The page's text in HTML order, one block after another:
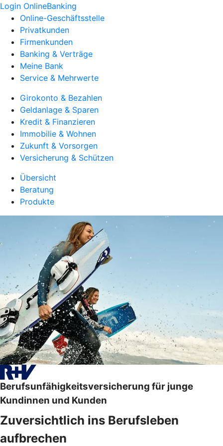
Login OnlineBanking
Online-Geschäftsstelle
Privatkunden
Firmenkunden
Banking & Verträge
Meine Bank
Service & Mehrwerte
Girokonto & Bezahlen
Geldanlage & Sparen
Kredit & Finanzieren
Immobilie & Wohnen
Zukunft & Vorsorgen
Versicherung & Schützen
Übersicht
Beratung
Produkte
Berufsunfähigkeitsversicherung für junge
Kundinnen und Kunden
Zuversichtlich ins Berufsleben
aufbrechen